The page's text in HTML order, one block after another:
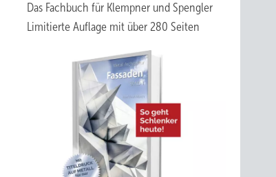
Das Fachbuch für Klempner und Spengler
Limitierte Auflage mit über 280 Seiten